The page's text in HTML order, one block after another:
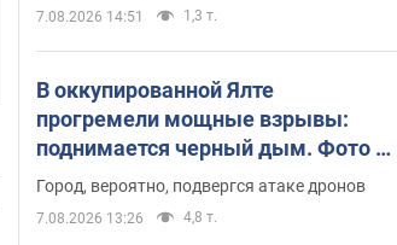
7.08.2026 14:51 1,3 т.
В оккупированной Ялте
прогремели мощные взрывы:
поднимается черный дым. Фото и
видео
Город, вероятно, подвергся атаке дронов
7.08.2026 13:26 4,8 т.